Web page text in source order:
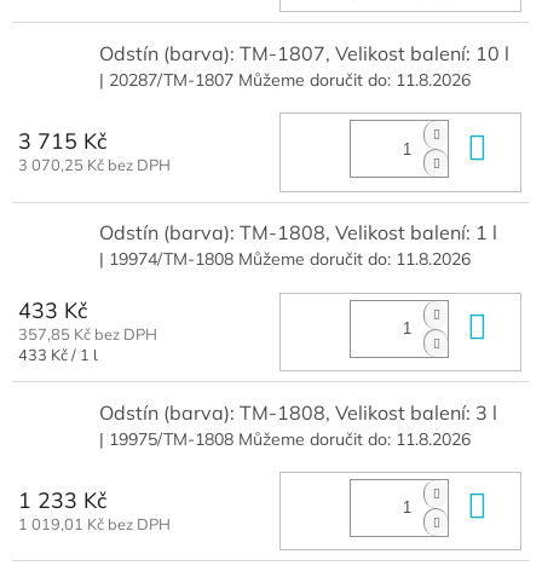
Odstín (barva): TM-1807, Velikost balení: 10 l
| 20287/TM-1807 Můžeme doručit do: 11.8.2026
3 715 Kč
3 070,25 Kč bez DPH
Odstín (barva): TM-1808, Velikost balení: 1 l
| 19974/TM-1808 Můžeme doručit do: 11.8.2026
433 Kč
357,85 Kč bez DPH
Měrná
433 Kč / 1 l
Odstín (barva): TM-1808, Velikost balení: 3 l
| 19975/TM-1808 Můžeme doručit do: 11.8.2026
1 233 Kč
1 019,01 Kč bez DPH